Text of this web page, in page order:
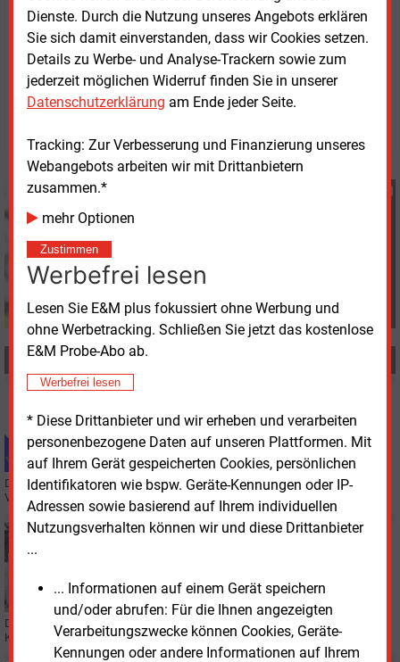
Dienste. Durch die Nutzung unseres Angebots erklären
Sie sich damit einverstanden, dass wir Cookies setzen.
Details zu Werbe- und Analyse-Trackern sowie zum
jederzeit möglichen Widerruf finden Sie in unserer
Datenschutzerklärung am Ende jeder Seite.
Tracking: Zur Verbesserung und Finanzierung unseres
Webangebots arbeiten wir mit Drittanbietern
zusammen.*
mehr Optionen
Zustimmen
Werbefrei lesen
Lesen Sie E&M plus fokussiert ohne Werbung und
ohne Werbetracking. Schließen Sie jetzt das kostenlose
E&M Probe-Abo ab.
Werbefrei lesen
* Diese Drittanbieter und wir erheben und verarbeiten
personenbezogene Daten auf unseren Plattformen. Mit
auf Ihrem Gerät gespeicherten Cookies, persönlichen
Identifikatoren wie bspw. Geräte-Kennungen oder IP-
Adressen sowie basierend auf Ihrem individuellen
Nutzungsverhalten können wir und diese Drittanbieter
...
... Informationen auf einem Gerät speichern
und/oder abrufen: Für die Ihnen angezeigten
Verarbeitungszwecke können Cookies, Geräte-
Kennungen oder andere Informationen auf Ihrem
Verdampfungstemperatur zum Einsatz.
Dienstag, 27.07.2021, 13:09 Uhr
Heidi Roider
MEHR ZUM THEMA
AUS DER AKTUELLEN ZEITUNG
Das junge Unternehmen Orcan Energy bietet flexible Abwärmemodule an.
Von dem Produkt sind mittlerweile auch finanzstarke Investoren überzeugt.
Mittwoch, 8.02.2023, 12:47
Der Abwärmespezialist Orcan Energy hat mit Otium Capital einen weiteren
Kapitalgeber gewonnen.